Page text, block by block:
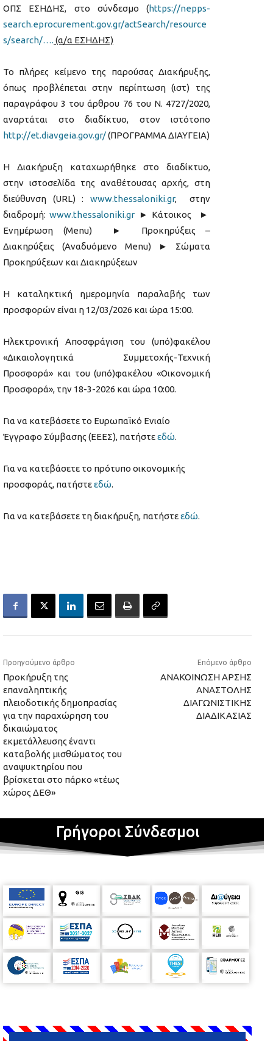
ΟΠΣ ΕΣΗΔΗΣ, στο σύνδεσμο (https://nepps-
search.eprocurement.gov.gr/actSearch/resource
s/search/…. (α/α ΕΣΗΔΗΣ)
Το πλήρες κείμενο της παρούσας Διακήρυξης,
όπως προβλέπεται στην περίπτωση (ιστ) της
παραγράφου 3 του άρθρου 76 του Ν. 4727/2020,
αναρτάται στο διαδίκτυο, στον ιστότοπο
http://et.diavgeia.gov.gr/(ΠΡΟΓΡΑΜΜΑ ΔΙΑΥΓΕΙΑ)
Η Διακήρυξη καταχωρήθηκε στο διαδίκτυο,
στην ιστοσελίδα της αναθέτουσας αρχής, στη
διεύθυνση (URL) : www.thessaloniki.gr, στην
διαδρομή:www.thessaloniki.gr ► Κάτοικος ►
Ενημέρωση (Menu) ► Προκηρύξεις –
Διακηρύξεις (Αναδυόμενο Menu) ► Σώματα
Προκηρύξεων και Διακηρύξεων
Η καταληκτική ημερομηνία παραλαβής των
προσφορών είναι η 12/03/2026 και ώρα 15:00.
Ηλεκτρονική Αποσφράγιση του (υπό)φακέλου
«Δικαιολογητικά Συμμετοχής-Τεχνική
Προσφορά» και του (υπό)φακέλου «Οικονομική
Προσφορά», την 18-3-2026 και ώρα 10:00.
Για να κατεβάσετε το Ευρωπαϊκό Ενιαίο
Έγγραφο Σύμβασης (ΕΕΕΣ), πατήστεεδώ.
Για να κατεβάσετε το πρότυπο οικονομικής
προσφοράς, πατήστεεδώ.
Για να κατεβάσετε τη διακήρυξη, πατήστεεδώ.
Προηγούμενο άρθρο
Προκήρυξη της
επαναληπτικής
πλειοδοτικής δημοπρασίας
για την παραχώρηση του
δικαιώματος
εκμετάλλευσης έναντι
καταβολής μισθώματος του
αναψυκτηρίου που
βρίσκεται στο πάρκο «τέως
χώρος ΔΕΘ»
Επόμενο άρθρο
ΑΝΑΚΟΙΝΩΣΗ ΑΡΣΗΣ
ΑΝΑΣΤΟΛΗΣ
ΔΙΑΓΩΝΙΣΤΙΚΗΣ
ΔΙΑΔΙΚΑΣΙΑΣ
Γρήγοροι Σύνδεσμοι